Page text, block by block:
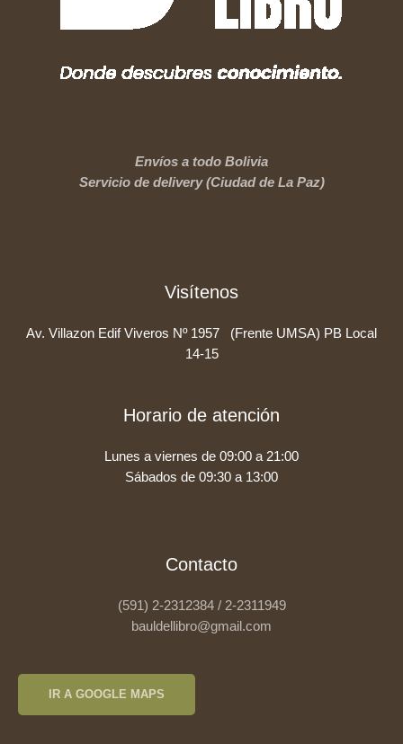
Envíos a todo Bolivia
Servicio de delivery (Ciudad de La Paz)
Visítenos
Av. Villazon Edif Viveros Nº 1957 (Frente UMSA) PB Local
14-15
Horario de atención
Lunes a viernes de 09:00 a 21:00
Sábados de 09:30 a 13:00
Contacto
(591) 2-2312384 / 2-2311949
bauldellibro@gmail.com
IR A GOOGLE MAPS